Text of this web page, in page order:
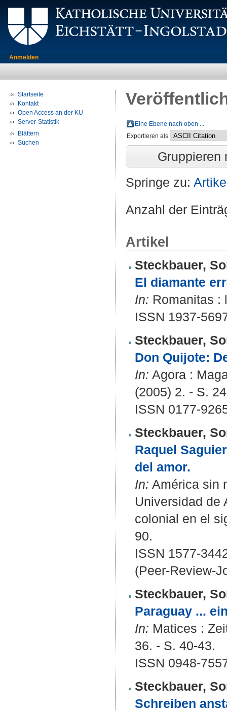
Anmelden
Startseite
Kontakt
Open Access an der KU
Server-Statistik
Blättern
Suchen
Eine Ebene nach oben ...
Exportieren als
Gruppieren
Springe zu:
Anzahl der
Artikel
Steckbauer,
El diamante
In: Romanitas :
ISSN 1937-
Steckbauer,
Don Quijote:
In: Agora :
(2005) 2. - S.
ISSN 0177-
Steckbauer,
Raquel
del amor.
In: América sin
Universidad de
colonial en el
90.
ISSN 1577-
(Peer-Review-
Steckbauer,
Paraguay ...
In: Matices :
36. - S. 40-43.
ISSN 0948-
Steckbauer,
Schreiben